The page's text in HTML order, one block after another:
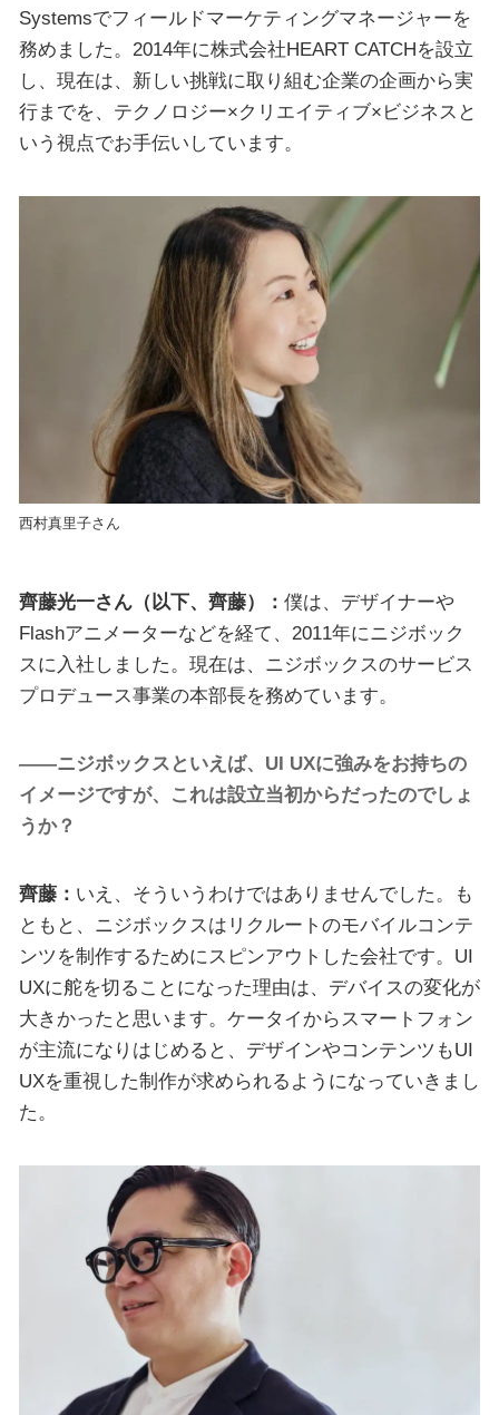
Systemsでフィールドマーケティングマネージャーを
務めました。2014年に株式会社HEART CATCHを設立
し、現在は、新しい挑戦に取り組む企業の企画から実
行までを、テクノロジー×クリエイティブ×ビジネスと
いう視点でお手伝いしています。
西村真里子さん
齊藤光一さん（以下、齊藤）： 僕は、デザイナーや
Flashアニメーターなどを経て、2011年にニジボック
スに入社しました。現在は、ニジボックスのサービス
プロデュース事業の本部長を務めています。
――ニジボックスといえば、UI UXに強みをお持ちの
イメージですが、これは設立当初からだったのでしょ
うか？
齊藤： いえ、そういうわけではありませんでした。も
ともと、ニジボックスはリクルートのモバイルコンテ
ンツを制作するためにスピンアウトした会社です。UI
UXに舵を切ることになった理由は、デバイスの変化が
大きかったと思います。ケータイからスマートフォン
が主流になりはじめると、デザインやコンテンツもUI
UXを重視した制作が求められるようになっていきまし
た。